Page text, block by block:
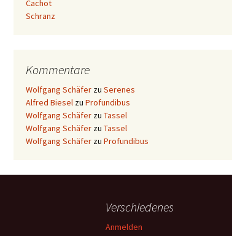
Cachot
Schranz
Kommentare
Wolfgang Schäfer zu Serenes
Alfred Biesel zu Profundibus
Wolfgang Schäfer zu Tassel
Wolfgang Schäfer zu Tassel
Wolfgang Schäfer zu Profundibus
Verschiedenes
Anmelden